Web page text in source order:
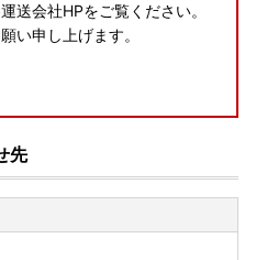
送会社HPをご覧ください。
い申し上げます。
お問い合わせへの返信・返礼
。
ご了承くださいませ。
先